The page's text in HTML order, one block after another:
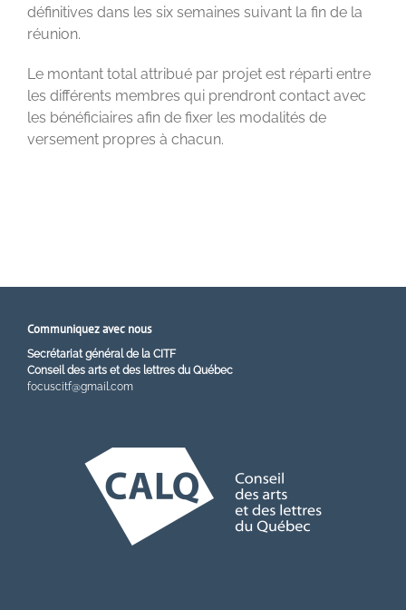
définitives dans les six semaines suivant la fin de la
réunion.
Le montant total attribué par projet est réparti entre
les différents membres qui prendront contact avec
les bénéficiaires afin de fixer les modalités de
versement propres à chacun.
Communiquez avec nous
Secrétariat général de la CITF
Conseil des arts et des lettres du Québec
focuscitf@gmail.com